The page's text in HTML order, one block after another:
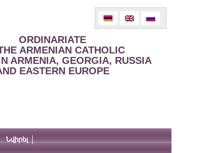
ORDINARIATE
ARMENIAN CATHOLIC
ARMENIA, GEORGIA, RUSSIA
EASTERN EUROPE
Նվիրել